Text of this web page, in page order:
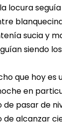
locura
sucia y
siendo
que hoy es
en
pasar de
alcanzar